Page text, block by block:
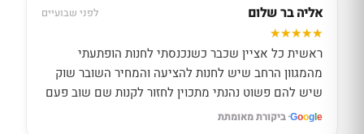
אליה בר שלום לפני שבועיים
ראשית כל אציין שכבר כשנכנסתי לחנות הופתעתי
מהמגוון הרחב שיש לחנות להציעה והמחיר השובר שוק
שיש להם פשוט נהנתי מתכוין לחזור לקנות שם שוב פעם
Google · ביקורת מאומתת